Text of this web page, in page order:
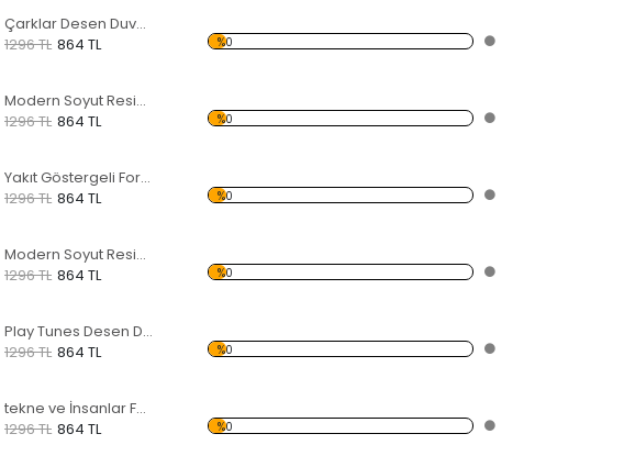
Çarklar Desen Duvar Panosu
1296 TL 864 TL %0
Modern Soyut Resim 7 Forex Tablo
1296 TL 864 TL %0
Yakıt Göstergeli Forex Tablo
1296 TL 864 TL %0
Modern Soyut Resim 15 Forex Tablo
1296 TL 864 TL %0
Play Tunes Desen Duvar Panosu
1296 TL 864 TL %0
tekne ve İnsanlar Forex Tablo
1296 TL 864 TL %0